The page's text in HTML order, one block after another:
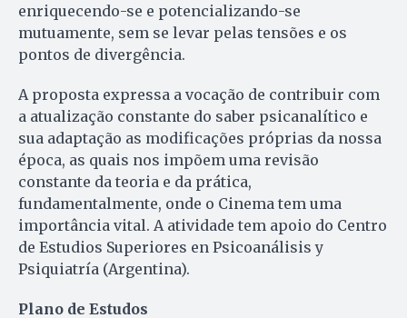
enriquecendo-se e potencializando-se
mutuamente, sem se levar pelas tensões e os
pontos de divergência.
A proposta expressa a vocação de contribuir com
a atualização constante do saber psicanalítico e
sua adaptação as modificações próprias da nossa
época, as quais nos impõem uma revisão
constante da teoria e da prática,
fundamentalmente, onde o Cinema tem uma
importância vital. A atividade tem apoio do Centro
de Estudios Superiores en Psicoanálisis y
Psiquiatría (Argentina).
Plano de Estudos